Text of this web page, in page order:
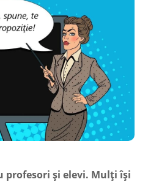
profesori și elevi. Mulți își